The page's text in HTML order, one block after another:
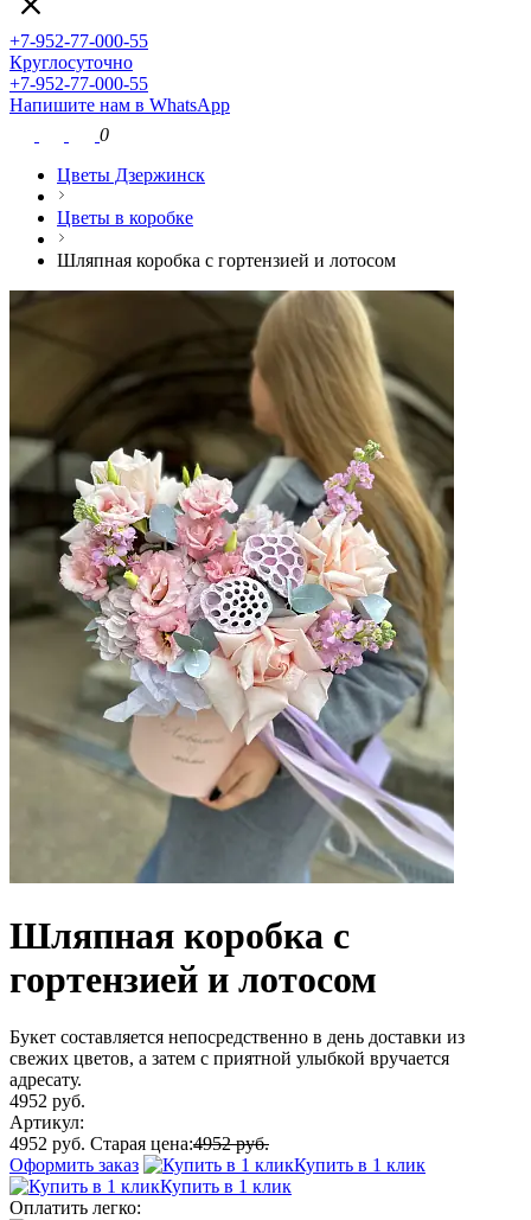
+7-952-77-000-55
Круглосуточно
+7-952-77-000-55
Напишите нам в WhatsApp
0
Цветы Дзержинск
Цветы в коробке
Шляпная коробка с гортензией и лотосом
Шляпная коробка с
гортензией и лотосом
Букет составляется непосредственно в день доставки из
свежих цветов, а затем с приятной улыбкой вручается
адресату.
4952 руб.
Артикул:
4952 руб. Старая цена:4952 руб.
Оформить заказ
Купить в 1 клик
Купить в 1 клик
Оплатить легко: